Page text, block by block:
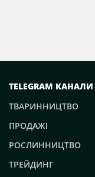
TELEGRAM КАНАЛИ
ТВАРИННИЦТВО
ПРОДАЖІ
РОСЛИННИЦТВО
ТРЕЙДИНГ